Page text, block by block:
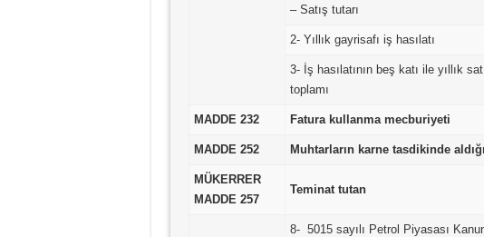
– Satış tutarı
2- Yıllık gayrisafı iş hasılatı
3- İş hasılatının beş katı ile yıllık
toplamı
MADDE 232 Fatura kullanma mecburiyeti
MADDE 252 Muhtarların karne tasdikinde
MÜKERRER
MADDE 257
Teminat tutan
8- 5015 sayılı Petrol Piyasası